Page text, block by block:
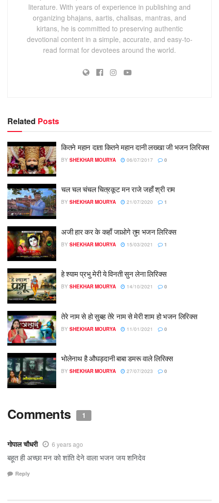
literature. With years of experience in publishing and
organizing bhajans, aartis, chalisas, mantras, and
kirtans, he is committed to preserving authentic
devotional content in a simple, accurate, and easy-to-
read format for devotees around the world.
Related Posts
कितने महान दाता कितने महान दानी लख्खा जी भजन लिरिक्स
BY SHEKHAR MOURYA 06/07/2017 0
चल चल चंचल चित्रकूट मन राजे जहाँ श्री राम
BY SHEKHAR MOURYA 21/07/2020 1
अजी हार कर के कहाँ जाओगे तुम भजन लिरिक्स
BY SHEKHAR MOURYA 15/03/2021 1
हे श्याम प्रभु मेरी ये विनती सुन लेना लिरिक्स
BY SHEKHAR MOURYA 14/10/2021 0
तेरे नाम से हो सुबह तेरे नाम से मेरी शाम हो भजन लिरिक्स
BY SHEKHAR MOURYA 11/01/2021 0
भोलेनाथ है औघड़दानी बाबा डमरू वाले लिरिक्स
BY SHEKHAR MOURYA 27/07/2023 0
Comments 1
गोपाल चौधरी 6 years ago
बहूत ही अच्छा मन को शांति देने वाला भजन जय शनिदेव
Reply